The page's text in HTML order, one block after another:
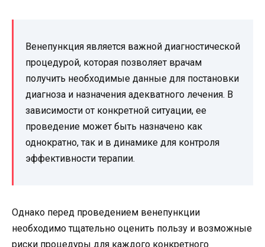
Венепункция является важной диагностической
процедурой, которая позволяет врачам
получить необходимые данные для постановки
диагноза и назначения адекватного лечения. В
зависимости от конкретной ситуации, ее
проведение может быть назначено как
однократно, так и в динамике для контроля
эффективности терапии.
Однако перед проведением венепункции
необходимо тщательно оценить пользу и возможные
риски процедуры для каждого конкретного